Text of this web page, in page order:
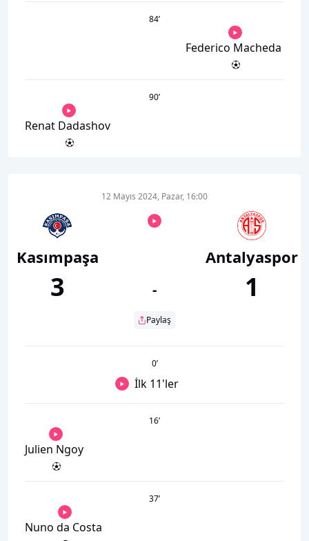
84’
Federico Macheda
90’
Renat Dadashov
Kasımpaşa
3
12 Mayıs 2024, Pazar, 16:00
-
Paylaş
Antalyaspor
1
0’
İlk 11'ler
16’
Julien Ngoy
37’
Nuno da Costa